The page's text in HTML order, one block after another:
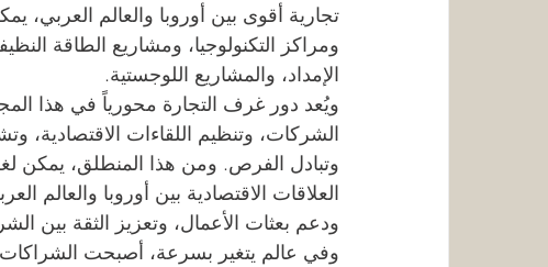
تجارية أقوى بين أوروبا والعالم العربي،
ومراكز التكنولوجيا، ومشاريع الطاقة
الإمداد، والمشاريع اللوجستية.
ويُعد دور غرف التجارة محورياً في هذا
الشركات، وتنظيم اللقاءات الاقتصادية،
وتبادل الفرص. ومن هذا المنطلق، يمكن
العلاقات الاقتصادية بين أوروبا والعالم
ودعم بعثات الأعمال، وتعزيز الثقة بين
وفي عالم يتغير بسرعة، أصبحت